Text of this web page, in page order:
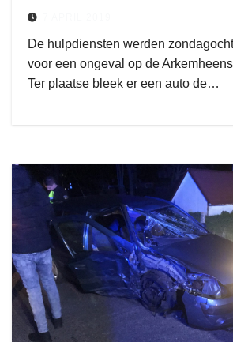
De hulpdiensten werden
voor een ongeval op de
Ter plaatse bleek er een auto de…